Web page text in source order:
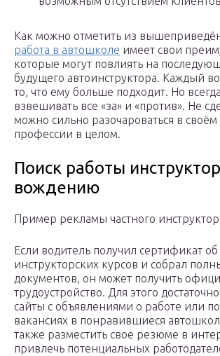
Как можно отметить из
работа в автошколе имеет свои
которые могут повлиять на
будущего автоинструктора. Каждый
то, что ему больше подходит. Но
взвешивать все «за» и «против». Не
можно сильно разочароваться в
профессии в целом.
Поиск работы
вождению
Пример рекламы частного
Если водитель получил сертификат
инструкторских курсов и собрал
документов, он может получить
трудоустройство. Для этого
сайты с объявлениями о работе или
вакансиях в понравившиеся
также разместить свое резюме в
привлечь потенциальных